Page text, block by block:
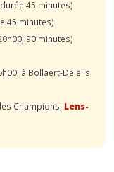
45 minutes)
45 minutes)
90 minutes)
à Bollaert-Delelis
Champions, Lens-